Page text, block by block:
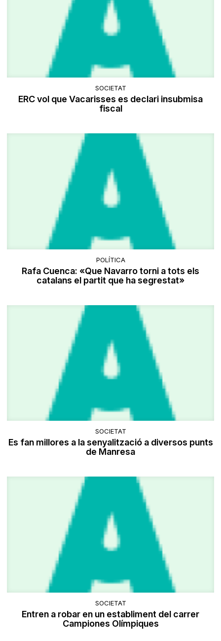
SOCIETAT
ERC vol que Vacarisses es declari insubmisa
fiscal
POLÍTICA
Rafa Cuenca: «Que Navarro torni a tots els
catalans el partit que ha segrestat»
SOCIETAT
Es fan millores a la senyalització a diversos punts
de Manresa
SOCIETAT
Entren a robar en un establiment del carrer
Campiones Olímpiques